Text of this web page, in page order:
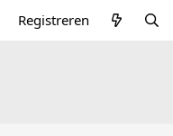
Registreren